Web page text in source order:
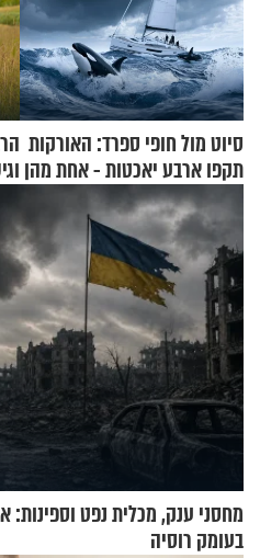
סיוט מול חופי ספרד: האורקות
תקפו ארבע יאכטות - אחת מהן
טבעה
מחסני ענק, מכלית נפט
בעומק רוסיה